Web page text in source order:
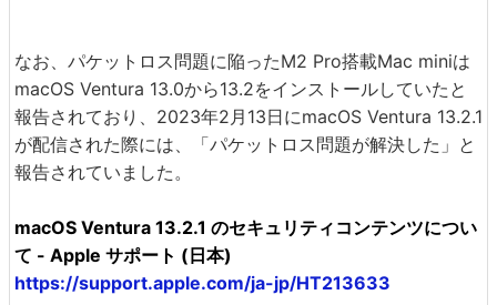
なお、パケットロス問題に陥ったM2 Pro搭載Mac miniは
macOS Ventura 13.0から13.2をインストールしていたと
報告されており、2023年2月13日にmacOS Ventura 13.2.1
が配信された際には、「パケットロス問題が解決した」と
報告されていました。
macOS Ventura 13.2.1 のセキュリティコンテンツについ
て - Apple サポート (日本)
https://support.apple.com/ja-jp/HT213633